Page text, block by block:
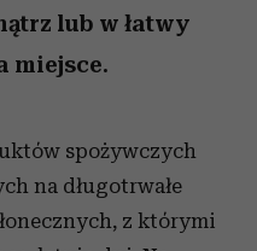
lub w łatwy
miejsce.
spożywczych
na długotrwałe
z którymi